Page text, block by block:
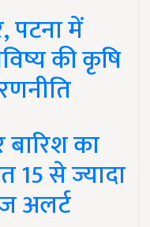
पटना में
की कृषि
का
15 से ज्यादा
अलर्ट